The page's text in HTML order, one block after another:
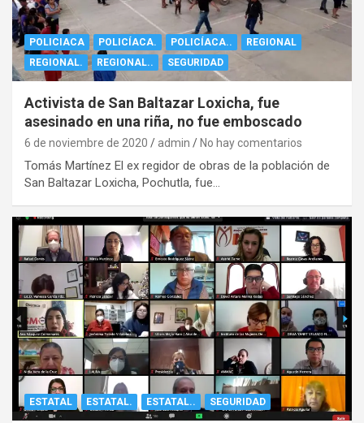
POLICIACA POLICÍACA. POLICÍACA..
REGIONAL
REGIONAL.
REGIONAL.. SEGURIDAD
Activista de San Baltazar Loxicha, fue
asesinado en una riña, no fue emboscado
6 de noviembre de 2020 admin No hay comentarios
Tomás Martínez El ex regidor de obras de la población de
San Baltazar Loxicha, Pochutla, fue…
ESTATAL ESTATAL. ESTATAL.. SEGURIDAD